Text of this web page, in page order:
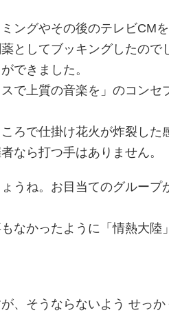
ングやその後のテレビCM
としてブッキングしたので
できました。
で上質の音楽を」のコンセ
ろで仕掛け花火が炸裂した
なら打つ手はありません。
うね。お目当てのグループ
なかったように「情熱大陸
、そうならないよう せっか